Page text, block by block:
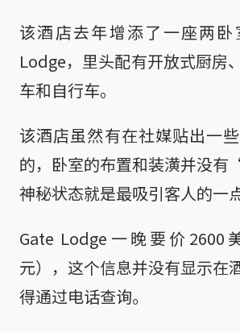
该酒店去年增添了一座两卧
Lodge，里头配有开放式厨房
车和自行车。
该酒店虽然有在社媒贴出一
的，卧室的布置和装潢并没
神秘状态就是最吸引客人的一点
Gate Lodge一晚要价2600
元），这个信息并没有显示在
得通过电话查询。